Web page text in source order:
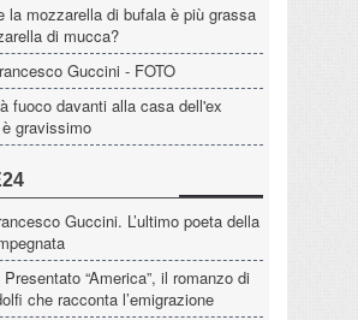
la mozzarella di bufala è più grassa
di mucca?
Guccini - FOTO
fuoco davanti alla casa dell'ex
gravissimo
Guccini. L’ultimo poeta della
“America”, il romanzo di
che racconta l’emigrazione